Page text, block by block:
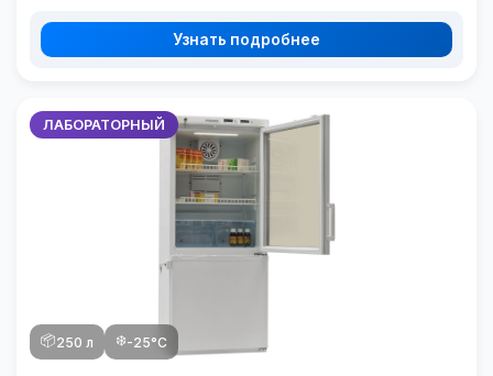
Узнать подробнее
ЛАБОРАТОРНЫЙ
📦250 л ❄️-25°C